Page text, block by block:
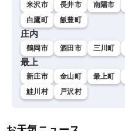
米沢市 長井市 南陽市
白鷹町
飯豊町
庄内
鶴岡市 酒田市 三川町
最上
新庄市 金山町 最上町
鮭川村
戸沢村